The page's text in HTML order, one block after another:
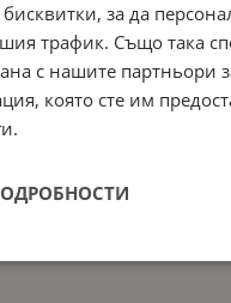
СЪСТЕЗАТЕЛЕН
АВТОМОБИЛ С
MGM,
RACER, МЕТАЛЕН, 1:16
за да
трафик. Също така
с нашите
която сте им